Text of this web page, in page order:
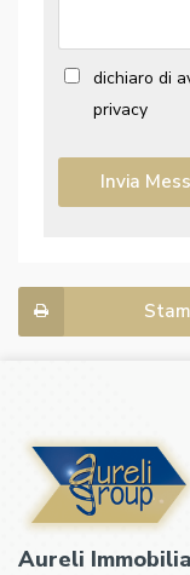
dichiaro di
privacy
Aureli